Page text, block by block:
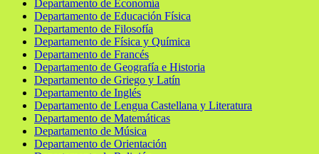
Departamento de Economía
Departamento de Educación Física
Departamento de Filosofía
Departamento de Física y Química
Departamento de Francés
Departamento de Geografía e Historia
Departamento de Griego y Latín
Departamento de Inglés
Departamento de Lengua Castellana y Literatura
Departamento de Matemáticas
Departamento de Música
Departamento de Orientación